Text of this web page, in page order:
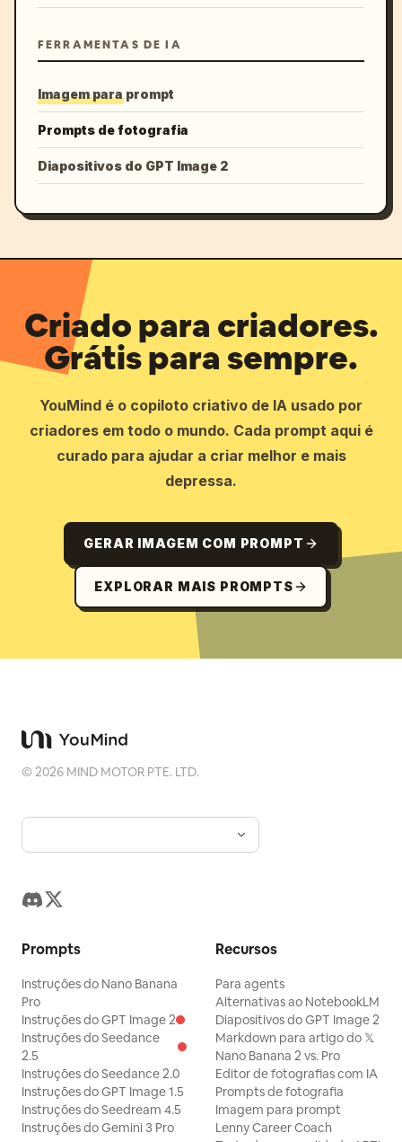
FERRAMENTAS DE IA
Imagem para prompt
Prompts de fotografia
Diapositivos do GPT Image 2
Criado para criadores.
Grátis para sempre.
YouMind é o copiloto criativo de IA usado por
criadores em todo o mundo. Cada prompt aqui é
curado para ajudar a criar melhor e mais
depressa.
GERAR IMAGEM COM PROMPT
EXPLORAR MAIS PROMPTS
©2026 MIND MOTOR PTE. LTD.
Prompts
Instruções do Nano Banana
Pro
Instruções do GPT Image 2
Instruções do Seedance
2.5
Instruções do Seedance 2.0
Instruções do GPT Image 1.5
Instruções do Seedream 4.5
Instruções do Gemini 3 Pro
Recursos
Para agents
Alternativas ao NotebookLM
Diapositivos do GPT Image 2
Markdown para artigo do 𝕏
Nano Banana 2 vs. Pro
Editor de fotografias com IA
Prompts de fotografia
Imagem para prompt
Lenny Career Coach